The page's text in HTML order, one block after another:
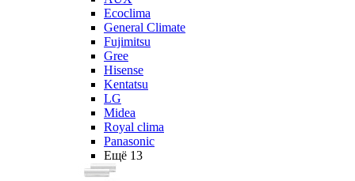
Ecoclima
General Climate
Fujimitsu
Gree
Hisense
Kentatsu
LG
Midea
Royal clima
Panasonic
Ещё 13